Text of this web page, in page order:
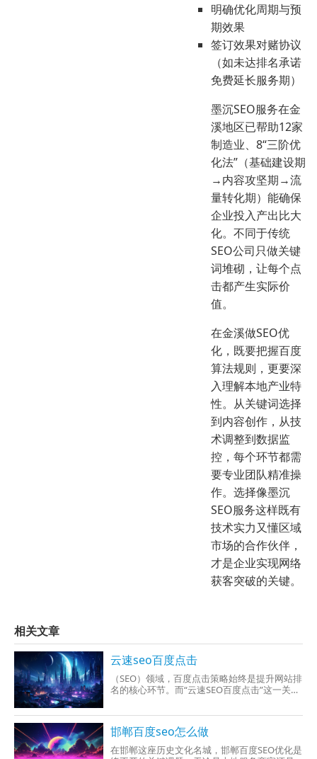
明确优化周期与预
期效果
签订效果对赌协议
（如未达排名承诺
免费延长服务期）
墨沉SEO服务在金
溪地区已帮助12家
制造业、8“三阶优
化法”（基础建设期
→内容攻坚期→流
量转化期）能确保
企业投入产出比大
化。不同于传统
SEO公司只做关键
词堆砌，让每个点
击都产生实际价
值。
在金溪做SEO优
化，既要把握百度
算法规则，更要深
入理解本地产业特
性。从关键词选择
到内容创作，从技
术调整到数据监
控，每个环节都需
要专业团队精准操
作。选择像墨沉
SEO服务这样既有
技术实力又懂区域
市场的合作伙伴，
才是企业实现网络
获客突破的关键。
相关文章
云速seo百度点击
（SEO）领域，百度点击策略始终是提升网站排
名的核心环节。而“云速SEO百度点击”这一关键
邯郸百度seo怎么做
在邯郸这座历史文化名城，邯郸百度SEO优化是